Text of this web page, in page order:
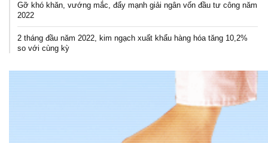
Gỡ khó khăn, vướng mắc, đẩy mạnh giải ngân vốn đầu tư công năm
2022
2 tháng đầu năm 2022, kim ngạch xuất khẩu hàng hóa tăng 10,2%
so với cùng kỳ